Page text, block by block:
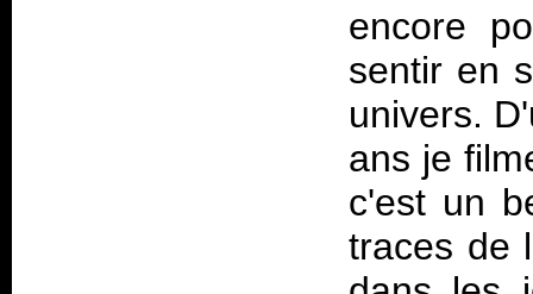
encore
sentir en
univers.
ans je
c'est un
traces de